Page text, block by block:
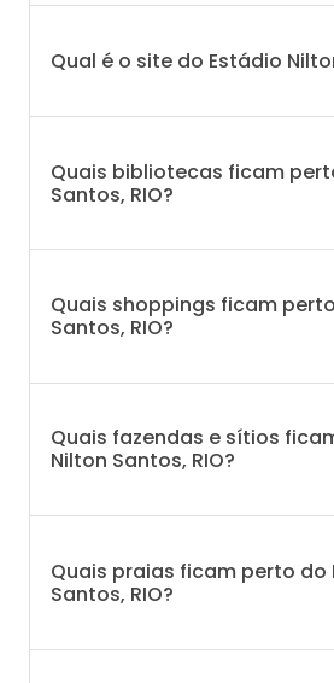
Qual é o site do Estádio
Quais bibliotecas ficam
Santos, RIO?
Quais shoppings ficam
Santos, RIO?
Quais fazendas e sítios
Nilton Santos, RIO?
Quais praias ficam perto do
Santos, RIO?